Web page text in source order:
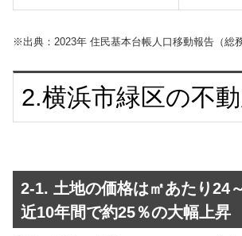
※出典：2023年 住民基本台帳人口移動報告（総務
2.横浜市緑区の不
2-1. 土地の価格は㎡あたり24
近10年間で約25％の大幅上昇